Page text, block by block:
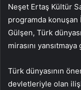
Neşet Ertaş Kültür
programda konuşan
Gülşen, Türk
mirasını
Türk dünyasının
devletleriyle olan